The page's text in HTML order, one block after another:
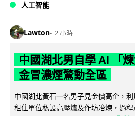
人工智能
Lawton 2 小時
中國湖北男自學 AI 「
金冒濃煙驚動全區
中國湖北黃石一名男子見金價高企，
租住單位私設高壓爐及作坊冶煉，過